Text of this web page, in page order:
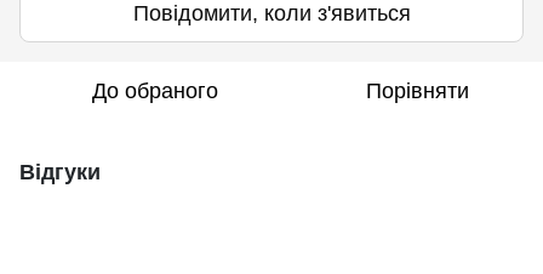
Повідомити, коли з'явиться
До обраного Порівняти
Відгуки